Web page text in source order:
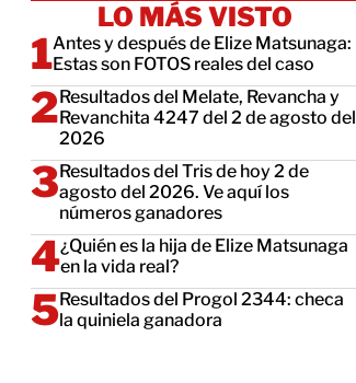
LO MÁS VISTO
Antes y después de Elize Matsunaga:
Estas son FOTOS reales del caso
Resultados del Melate, Revancha y
Revanchita 4247 del 2 de agosto del
2026
Resultados del Tris de hoy 2 de
agosto del 2026. Ve aquí los
números ganadores
¿Quién es la hija de Elize Matsunaga
en la vida real?
Resultados del Progol 2344: checa
la quiniela ganadora